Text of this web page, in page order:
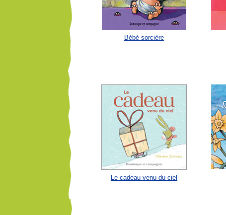
Bébé sorcière
Le cadeau venu du ciel